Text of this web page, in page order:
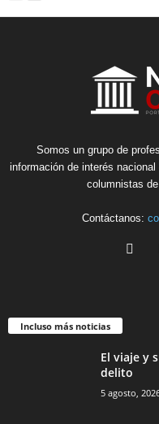
Somos un grupo de
información de interés
columnistas
Contáctanos:
Incluso más noticias
El viaje y
delito
5 agosto,